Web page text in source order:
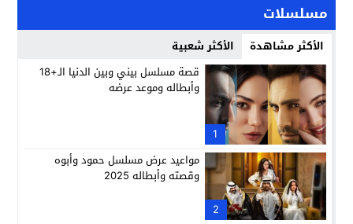
مسلسلات
الأكثر مشاهدة الأكثر شعبية
1
قصة مسلسل بيني وبين الدنيا الـ+18
وأبطاله وموعد عرضه
2
مواعيد عرض مسلسل حمود وأبوه
وقصته وأبطاله 2025